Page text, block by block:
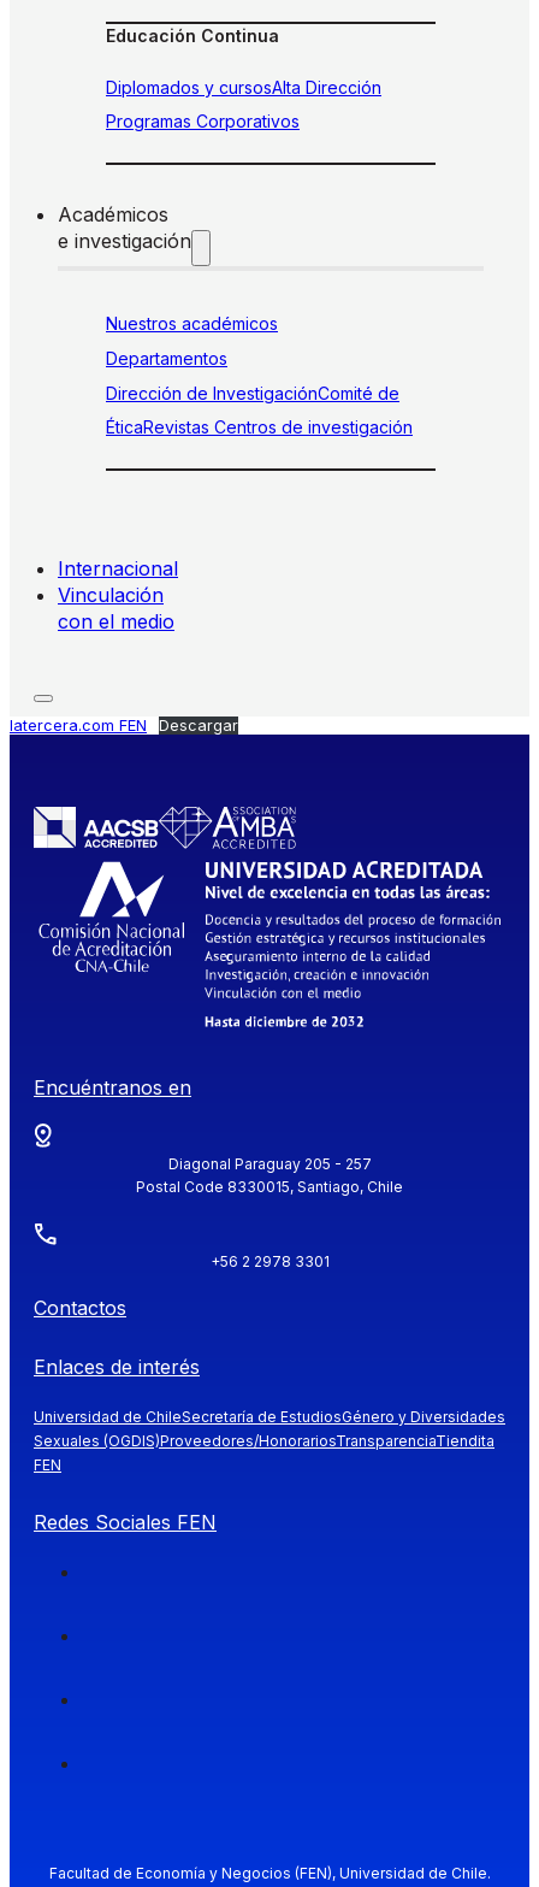
Educación Continua
Diplomados y cursosAlta Dirección
Programas Corporativos
Académicos
e investigación
Nuestros académicos
Departamentos
Dirección de InvestigaciónComité de
ÉticaRevistas Centros de investigación
Internacional
Vinculación
con el medio
latercera.com FEN Descargar
Encuéntranos en
Diagonal Paraguay 205 - 257
Postal Code 8330015, Santiago, Chile
+56 2 2978 3301
Contactos
Enlaces de interés
Universidad de ChileSecretaría de EstudiosGénero y Diversidades
Sexuales (OGDIS)Proveedores/HonorariosTransparenciaTiendita
FEN
Redes Sociales FEN
Facultad de Economía y Negocios (FEN), Universidad de Chile.